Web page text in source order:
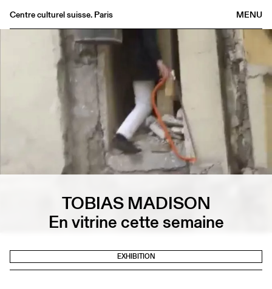
MENU
Centre culturel suisse. Paris
FR/EN
TOBIAS MADISON
En vitrine cette semaine
EXHIBITION